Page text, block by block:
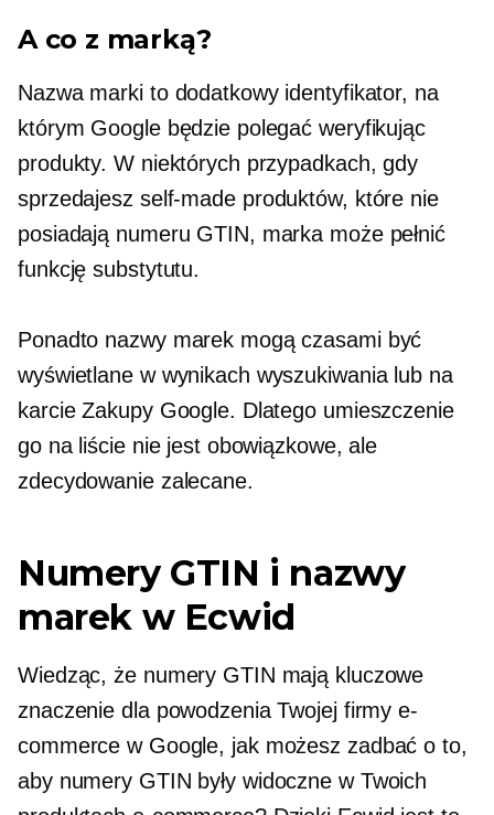
A co z marką?
Nazwa marki to dodatkowy identyfikator, na
którym Google będzie polegać weryfikując
produkty. W niektórych przypadkach, gdy
sprzedajesz self-madeproduktów, które nie
posiadają numeru GTIN, marka może pełnić
funkcję substytutu.
Ponadto nazwy marek mogą czasami być
wyświetlane w wynikach wyszukiwania lub na
karcie Zakupy Google. Dlatego umieszczenie
go na liście nie jest obowiązkowe, ale
zdecydowanie zalecane.
Numery GTIN i nazwy
marek w Ecwid
Wiedząc, że numery GTIN mają kluczowe
znaczenie dla powodzenia Twojej firmy e-
commerce w Google, jak możesz zadbać o to,
aby numery GTIN były widoczne w Twoich